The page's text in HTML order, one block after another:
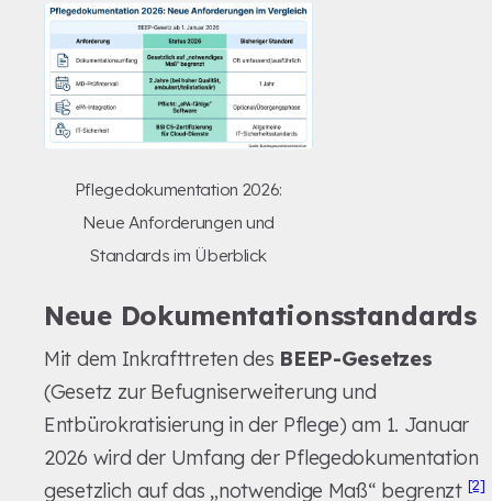
Pflegedokumentation 2026:
Neue Anforderungen und
Standards im Überblick
Neue Dokumentationsstandards
Mit dem Inkrafttreten des BEEP-Gesetzes
(Gesetz zur Befugniserweiterung und
Entbürokratisierung in der Pflege) am 1. Januar
2026 wird der Umfang der Pflegedokumentation
gesetzlich auf das „notwendige Maß“ begrenzt [2]